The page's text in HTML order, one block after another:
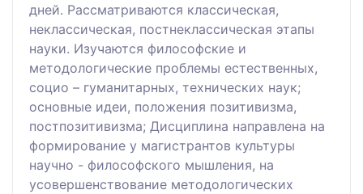
дней. Рассматриваются классическая,
неклассическая, постнеклассическая этапы
науки. Изучаются философские и
методологические проблемы естественных,
социо – гуманитарных, технических наук;
основные идеи, положения позитивизма,
постпозитивизма; Дисциплина направлена на
формирование у магистрантов культуры
научно - философского мышления, на
усовершенствование методологических